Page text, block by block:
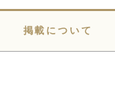
掲載について